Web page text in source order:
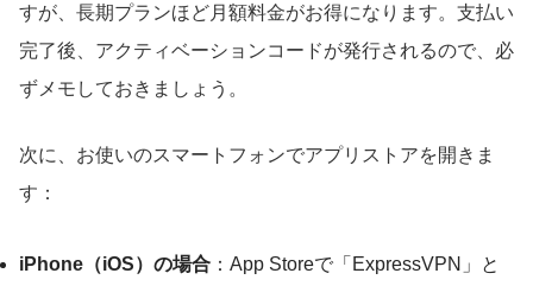
すが、長期プランほど月額料金がお得になります。支払い
完了後、アクティベーションコードが発行されるので、必
ずメモしておきましょう。
次に、お使いのスマートフォンでアプリストアを開きま
す：
iPhone（iOS）の場合 ：App Storeで「ExpressVPN」と